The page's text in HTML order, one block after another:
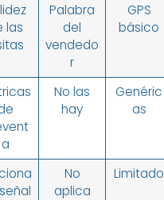
las
Palabra
del
vendedo
r
GPS
básico
a
No las
hay
Genéric
as
No
aplica
Limitado